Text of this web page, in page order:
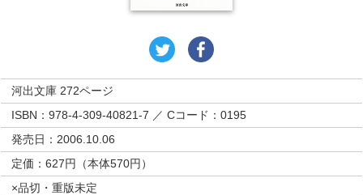
河出文庫 272ページ
ISBN：978-4-309-40821-7 ／ Cコード：0195
発売日：2006.10.06
定価：627円（本体570円）
×品切・重版未定